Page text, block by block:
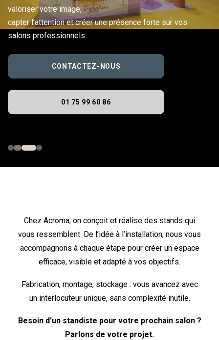
valoriser votre image,
capter l’attention et créer une présence forte sur vos
salons professionnels.
CONTACTEZ-NOUS
01 75 99 60 86
Chez Acroma, on conçoit et réalise des stands qui
vous ressemblent. De l’idée à l’installation, nous vous
accompagnons à chaque étape pour créer un espace
efficace, visible et adapté à vos objectifs.
Fabrication, montage, stockage : vous avancez avec
un interlocuteur unique, sans complexité inutile.
Besoin d’un standiste pour votre prochain salon ?
Parlons de votre projet.